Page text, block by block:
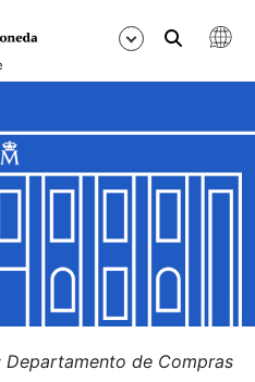
Departamento de Compras